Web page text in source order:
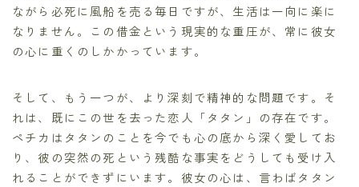
ながら必死に風船を売る毎日ですが、生活は一向に楽に
なりません。この借金という現実的な重圧が、常に彼女
の心に重くのしかかっています。
そして、もう一つが、より深刻で精神的な問題です。そ
れは、既にこの世を去った恋人「タタン」の存在です。
ペチカはタタンのことを今でも心の底から深く愛してお
り、彼の突然の死という残酷な事実をどうしても受け入
れることができずにいます。彼女の心は、言わばタタン